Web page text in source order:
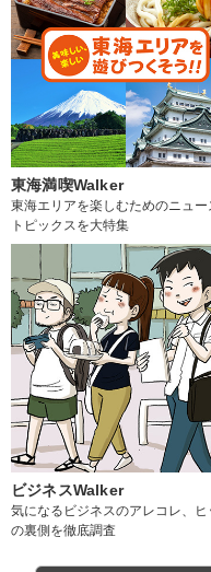
東海満喫Walker
東海エリアを楽しむためのニュー
トピックスを大特集
ビジネスWalker
気になるビジネスのアレコレ、ヒ
の裏側を徹底調査